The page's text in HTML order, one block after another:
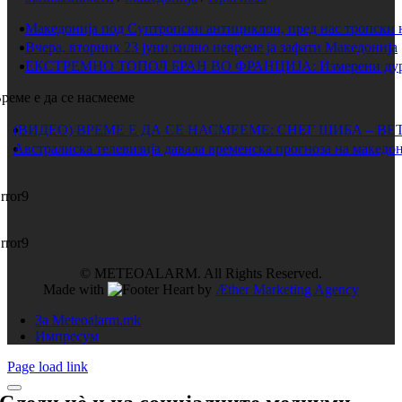
Македонија под Суптропски антициклон, пред нас тропски
Вчера, вторник 23 јуни силно невреме ја зафати Македонија
ЕКСТРЕМНО ТОПОЛ БРАН ВО ФРАНЦИЈА: Измерени дури
е да се насмееме
(ВИДЕО) ВРЕМЕ Е ДА СЕ НАСМЕЕМЕ: СНЕГ ШИБА –
Австралиска телевизија давала временска прогноза на
© METEOALARM. All Rights Reserved.
Made with
by Æther Marketing Agency
За Meteoalarm.mk
Импресум
Page load link